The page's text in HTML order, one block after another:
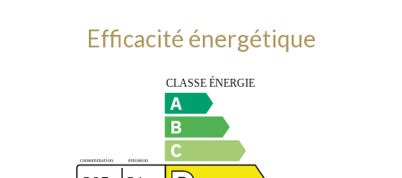
Efficacité énergétique